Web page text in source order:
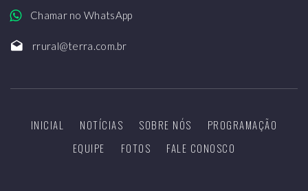
Chamar no WhatsApp
rrural@terra.com.br
INICIAL NOTÍCIAS SOBRE NÓS
PROGRAMAÇÃO
EQUIPE
FOTOS FALE CONOSCO